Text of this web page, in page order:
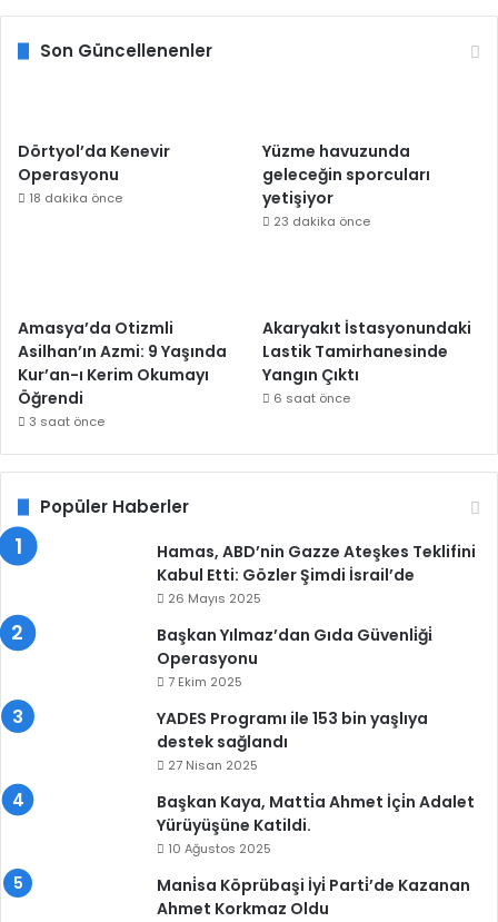
Son Güncellenenler
Dörtyol’da Kenevir
Operasyonu
18 dakika önce
Yüzme havuzunda
geleceğin sporcuları
yetişiyor
23 dakika önce
Amasya’da Otizmli
Asilhan’ın Azmi: 9 Yaşında
Kur’an-ı Kerim Okumayı
Öğrendi
3 saat önce
Akaryakıt İstasyonundaki
Lastik Tamirhanesinde
Yangın Çıktı
6 saat önce
Popüler Haberler
Hamas, ABD’nin Gazze Ateşkes Teklifini
Kabul Etti: Gözler Şimdi İsrail’de
26 Mayıs 2025
Başkan Yılmaz’dan Gıda Güvenli̇ği̇
Operasyonu
7 Ekim 2025
YADES Programı ile 153 bin yaşlıya
destek sağlandı
27 Nisan 2025
Başkan Kaya, Matti̇a Ahmet İçi̇n Adalet
Yürüyüşüne Katildi.
10 Ağustos 2025
Mani̇sa Köprübaşi İyi̇ Parti̇’de Kazanan
Ahmet Korkmaz Oldu